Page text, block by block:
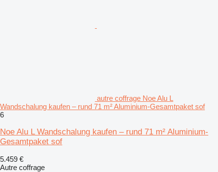
autre coffrage Noe Alu L
Wandschalung kaufen – rund 71 m² Aluminium-Gesamtpaket sof
6
Noe Alu L Wandschalung kaufen – rund 71 m² Aluminium-
Gesamtpaket sof
5.459 €
Autre coffrage